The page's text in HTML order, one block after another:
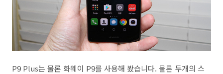
P9 Plus는 물론 화웨이 P9를 사용해 봤습니다. 물론 두개의 스